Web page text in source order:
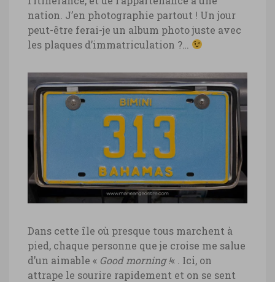
nation. J’en photographie partout ! Un jour
peut-être ferai-je un album photo juste avec
les plaques d’immatriculation ?…
Dans cette île où presque tous marchent à
pied, chaque personne que je croise me salue
d’un aimable « Good morning !« . Ici, on
attrape le sourire rapidement et on se sent